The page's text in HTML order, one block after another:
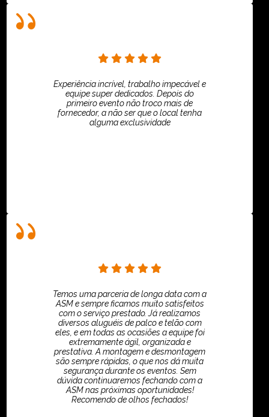
Experiência incrível, trabalho impecável e
equipe super dedicados. Depois do
primeiro evento não troco mais de
fornecedor, a não ser que o local tenha
alguma exclusividade
Temos uma parceria de longa data com a
ASM e sempre ficamos muito satisfeitos
com o serviço prestado. Já realizamos
diversos aluguéis de palco e telão com
eles, e em todas as ocasiões a equipe foi
extremamente ágil, organizada e
prestativa. A montagem e desmontagem
são sempre rápidas, o que nos dá muita
segurança durante os eventos. Sem
dúvida continuaremos fechando com a
ASM nas próximas oportunidades!
Recomendo de olhos fechados!